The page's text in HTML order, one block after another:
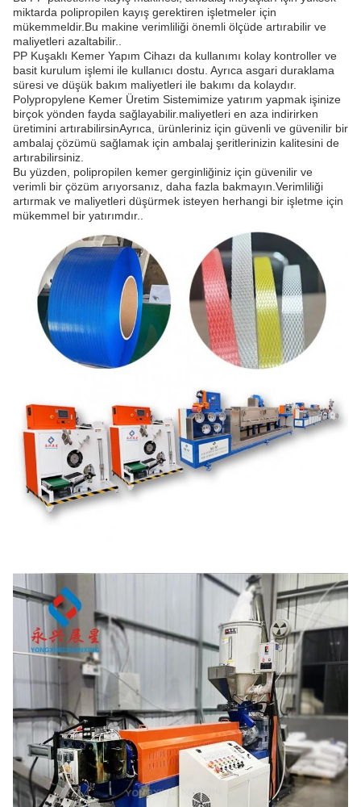
miktarda polipropilen kayış gerektiren işletmeler için
mükemmeldir.Bu makine verimliliği önemli ölçüde artırabilir ve
maliyetleri azaltabilir..
PP Kuşaklı Kemer Yapım Cihazı da kullanımı kolay kontroller ve
basit kurulum işlemi ile kullanıcı dostu. Ayrıca asgari duraklama
süresi ve düşük bakım maliyetleri ile bakımı da kolaydır.
Polypropylene Kemer Üretim Sistemimize yatırım yapmak işinize
birçok yönden fayda sağlayabilir.maliyetleri en aza indirirken
üretimini artırabilirsinAyrıca, ürünleriniz için güvenli ve güvenilir bir
ambalaj çözümü sağlamak için ambalaj şeritlerinizin kalitesini de
artırabilirsiniz.
Bu yüzden, polipropilen kemer gerginliğiniz için güvenilir ve
verimli bir çözüm arıyorsanız, daha fazla bakmayın.Verimliliği
artırmak ve maliyetleri düşürmek isteyen herhangi bir işletme için
mükemmel bir yatırımdır..